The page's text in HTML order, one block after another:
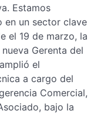
Estamos
en un sector clave
el 19 de marzo, la
Gerenta del
el
a cargo del
Comercial,
bajo la